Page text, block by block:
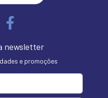
newsletter
e promoções